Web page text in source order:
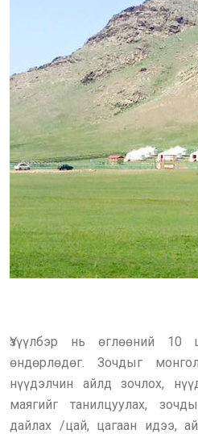
Үзүүлбэр нь өглөөний 10
өндөрлөдөг. Зочдыг
нүүдэлчин айлд зочлох,
маягийг танилцуулах,
дайлах /цай, цагаан идээ,